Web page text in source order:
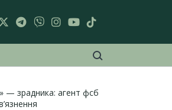
— зрадника: агент фсб